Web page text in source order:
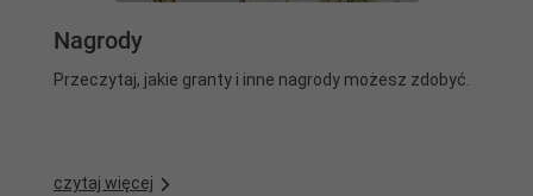
Nagrody
Przeczytaj, jakie granty i inne nagrody możesz zdobyć.
czytaj więcej